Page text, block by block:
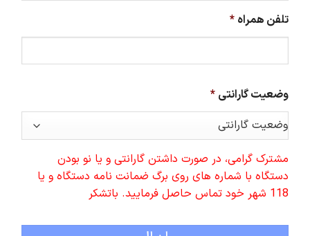
تلفن همراه *
وضعیت گارانتی *
مشترک گرامی، در صورت داشتن گارانتی و یا نو بودن
دستگاه با شماره های روی برگ ضمانت نامه دستگاه و یا
118 شهر خود تماس حاصل فرمایید. باتشکر